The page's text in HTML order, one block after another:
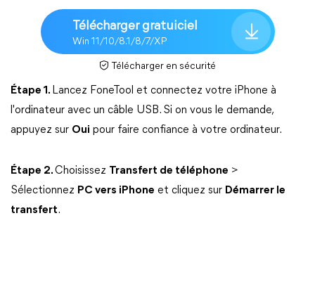
Télécharger gratuiciel
Win 11/10/8.1/8/7/XP
Télécharger en sécurité
Étape 1. Lancez FoneTool et connectez votre iPhone à
l'ordinateur avec un câble USB. Si on vous le demande,
appuyez sur Oui pour faire confiance à votre ordinateur.
Étape 2.Choisissez Transfert de téléphone >
Sélectionnez PC vers iPhone et cliquez sur Démarrer le
transfert.